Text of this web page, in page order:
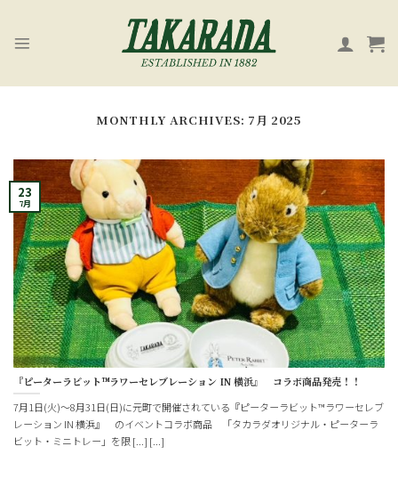
content
MONTHLY ARCHIVES: 7月 2025
『ピーターラビット™️ラワーセレブレーション IN 横浜』 コラボ商品発売！！
7月1日(火)～8月31日(日)に元町で開催されている『ピーターラビット™️ラワーセレブ
レーション IN 横浜』 のイベントコラボ商品 「タカラダオリジナル・ピーターラ
ビット・ミニトレー」を限 [...] [...]
23
7月